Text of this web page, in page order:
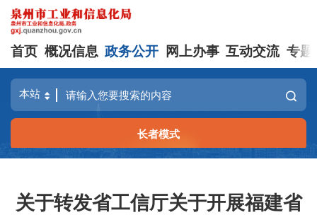
首页 概况信息 政务公开 网上办事 互动交流 专题
长者模式
关于转发省工信厅关于开展福建省